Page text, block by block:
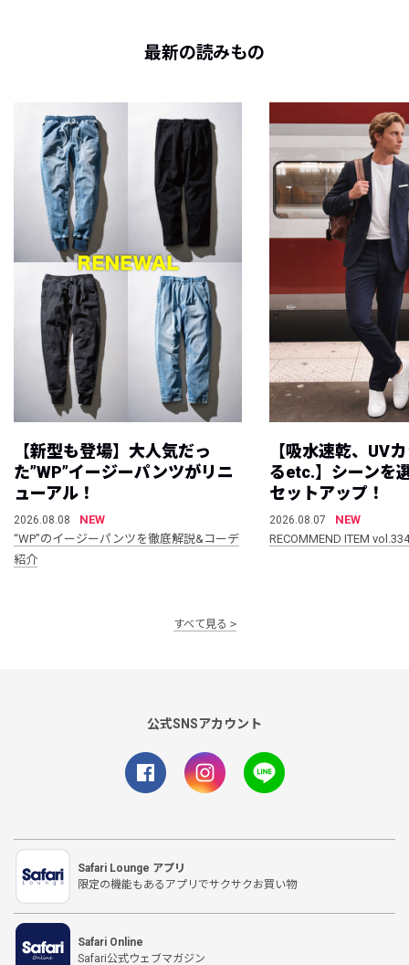
最新の読みもの
【新型も登場】大人気だっ
た”WP”イージーパンツがリニ
ューアル！
2026.08.08
NEW
“WP”のイージーパンツを徹底解説&コーデ
紹介
【吸水速乾、UV
るetc.】シーンを
セットアップ！
2026.08.07
NEW
RECOMMEND ITEM vol.334
すべて見る
公式SNSアカウント
Safari Lounge アプリ
限定の機能もあるアプリでサクサクお買い物
Safari Online
Safari公式ウェブマガジン